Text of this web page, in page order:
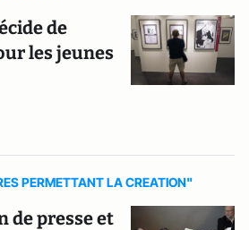
de
les jeunes
PERMETTANT LA CREATION"
de presse et